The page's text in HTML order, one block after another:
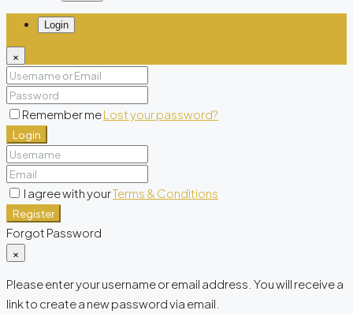
Login
×
Remember meLost your password?
Login
I agree with yourTerms & Conditions
Register
Forgot Password
×
Please enter your username or email address. You will receive a
link to create a new password via email.